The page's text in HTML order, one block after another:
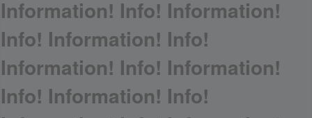
Information! Info! Information!
Info! Information! Info!
Information! Info! Information!
Info! Information! Info!